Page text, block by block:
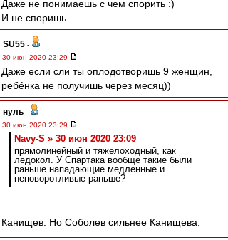
Даже не понимаешь с чем спорить :)
И не споришь
SU55 -
30 июн 2020 23:29
Даже если сли ты оплодотворишь 9 женщин,
ребéнка не получишь через месяц))
нуль -
30 июн 2020 23:29
Navy-S » 30 июн 2020 23:09
прямолинейный и тяжелоходный, как
ледокол. У Спартака вообще такие были
раньше нападающие медленные и
неповоротливые раньше?
Канищев. Но Соболев сильнее Канищева.